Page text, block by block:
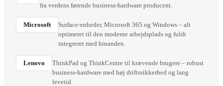
fra verdens førende business-hardware producent.
Microsoft
Surface-enheder, Microsoft 365 og Windows – alt
optimeret til den moderne arbejdsplads og fuldt
integreret med hinanden.
Lenovo
ThinkPad og ThinkCentre til krævende brugere – robust
business-hardware med høj driftssikkerhed og lang
levetid.